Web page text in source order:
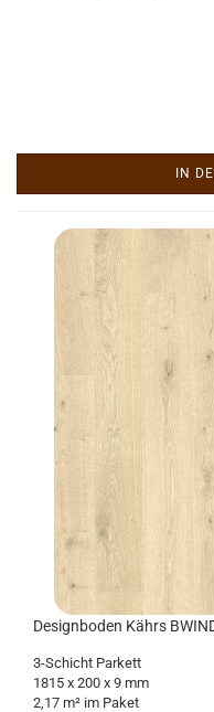
IN
De­sign­bo­den Kährs
3-​Schicht Par­kett
1815 x 200 x 9 mm
2,17 m² im Paket